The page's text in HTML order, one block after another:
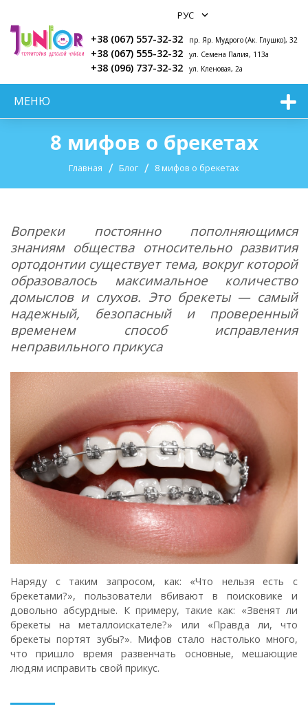
+38 (067) 557-32-32 пр. Яр. Мудрого (Ак. Глушко), 32
+38 (067) 555-32-32 ул. Семена Палия, 113а
+38 (096) 737-32-32 ул. Кленовая, 2а
МЕНЮ
8 мифов о брекетах
Главная Блог 8 мифов о брекетах
Вопреки постоянно пополняющимся
знаниям общества относительно развития
ортодонтии существует тема, вокруг которой
образовалось максимальное количество
домыслов и слухов. Это брекеты — самый
надежный, безопасный и проверенный
временем способ исправления
неправильного прикуса
Наряду с таким запросом, как: «Что нельзя есть с
брекетами?», пользователи вбивают в поисковике и
довольно абсурдные. К примеру, такие как: «Звенят ли
брекеты на металлоискателе?» или «Правда ли, что
брекеты портят зубы?». Мифов стало настолько много,
что пришло время развенчать основные, мешающие
людям исправить свой прикус.